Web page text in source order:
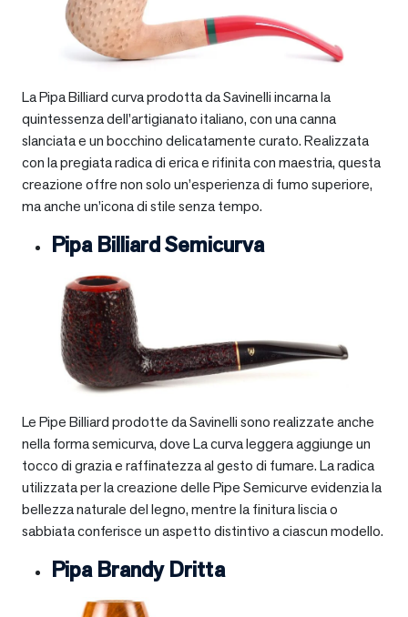
La Pipa Billiard curva prodotta da Savinelli incarna la
quintessenza dell’artigianato italiano, con una canna
slanciata e un bocchino delicatamente curato. Realizzata
con la pregiata radica di erica e rifinita con maestria, questa
creazione offre non solo un’esperienza di fumo superiore,
ma anche un’icona di stile senza tempo.
Pipa Billiard Semicurva
Le Pipe Billiard prodotte da Savinelli sono realizzate anche
nella forma semicurva, dove La curva leggera aggiunge un
tocco di grazia e raffinatezza al gesto di fumare. La radica
utilizzata per la creazione delle Pipe Semicurve evidenzia la
bellezza naturale del legno, mentre la finitura liscia o
sabbiata conferisce un aspetto distintivo a ciascun modello.
Pipa Brandy Dritta